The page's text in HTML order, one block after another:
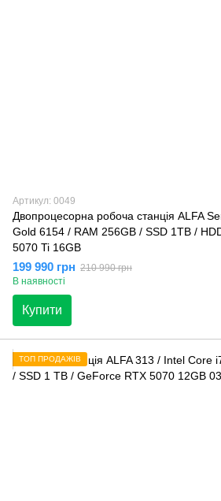
Артикул: 0049
Двопроцесорна робоча станція ALFA
Gold 6154 / RAM 256GB / SSD 1TB /
5070 Ti 16GB
199 990 грн 210 990 грн
В наявності
Купити
ТОП ПРОДАЖІВ